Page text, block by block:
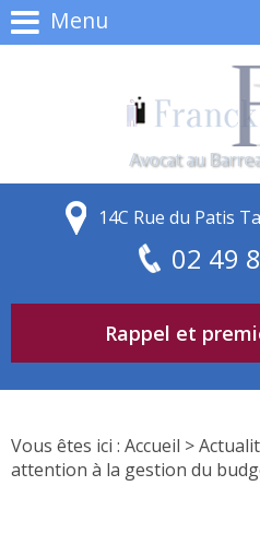
Menu
Avocat au
14C Rue du Patis
02 49
Rappel et
Vous êtes ici : Accueil >
attention à la gestion du